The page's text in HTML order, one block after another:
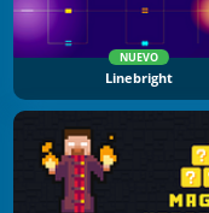
NUEVO
Linebright